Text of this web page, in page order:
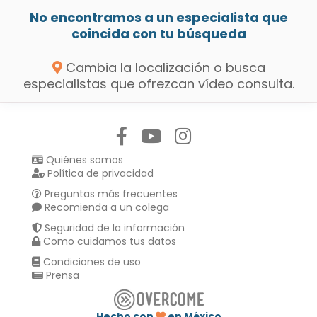
No encontramos a un especialista que
coincida con tu búsqueda
Cambia la localización o busca
especialistas que ofrezcan vídeo consulta.
Quiénes somos
Política de privacidad
Preguntas más frecuentes
Recomienda a un colega
Seguridad de la información
Como cuidamos tus datos
Condiciones de uso
Prensa